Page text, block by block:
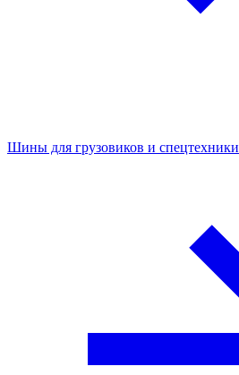
Шины для грузовиков и спецтехники